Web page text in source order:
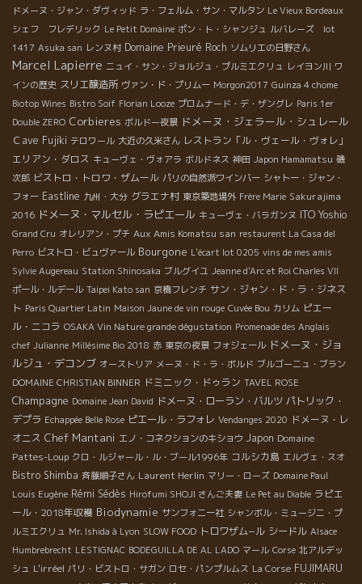
ドメーヌ・ジャン・ダヴィッド ラ・フェルム・サン・マルタン Le Vieux Bordeaux
シェフ フレデリック Le Petit Domaine ポン・ト・シャンジュ ルバレーズ lot
1417 Asuka san レンヌ村 Domaine Prieuré Roch ソムリエの日野さん
Marcel Lapierre ニュイ・サン・ジョルジュ・プルミエクリュ レイヨン川 ワ
インの歴史 スリエ醸造所 ヴァン・ド・プリムー Morgon2017 Guinza 4 chome
Biotop Wines Bistro Soif Florian Looze プロムナード・デ・ザングレ Paris 1er
Double ZERO Corbieres ボルドー夜景 ドメーヌ・ジェラール・シュレール
Ｃave Fujiki テロワール 大近の久米さん レストラン「ル・ヴェール・ヴォレ」
エリアン・ダロス キューヴェ・ヴォアラ ボルドネス 神田 Japon Hamamatsu 磯
次郎 ビストロ・トロワ・ザムール パリの自然派ワインバー シャトー・ジャン・
フォー Eastline 九州・大分 グラエナ村 東京築地場外 Frère Marie Sakurajima
2016 ドメーヌ・マルセル・ラピエール キューヴェ・バラガンヌ ITO Yoshio
Grand Cru オレリアン・プチ Aux Amis Komatsu san restaurent La Casa del
Perro ビストロ・ビュヴァール Bourgone L'écart lot 0205 vins de mes amis
Sylvie Augereau Station Shinosaka ブルグイユ Jeanne d'Arc et Roi Charles VII
ポール・ルデール Taipei Kato san 京橋フレンチ サン・ジャン・ド・ラ・ジネス
ト Paris Quartier Latin Maison Jaune de vin rouge Cuvée Bou カリム ピエー
ル・ニコラ OSAKA Vin Nature grande dégustation Promenade des Anglais
chef Julianne Millésime Bio 2018 赤 東京の夜景 フォジェール ドメーヌ・ジョ
ルジュ・デコンブ オーストリア メーヌ・ド・ラ・ボルド ブルゴーニュ・ブラン
DOMAINE CHRISTIAN BINNER ドミニック・ドゥラン TAVEL ROSE
Champagne Domaine Jean David ドメーヌ・ローラン・バルツ パトリック・
デプラ Echappée Belle Rose ピエール・ラフォレ Vendanges 2020 ドメーヌ・レ
オニス Chef Mantani エノ・コネクションのキショウ Japon Domaine
Pattes-Loup クロ・ルジャール・ル・ブール1996年 コルシカ島 エルヴェ・スオ
Bistro Shimba 斉藤順子さん Laurent Herlin マリー・ローズ Domaine Paul
Louis Eugène Rémi Sédès Hirofumi SHOJI さんご夫妻 Le Pet au Diable ラピエ
ール・2018年収穫 Biodynamie サンフォニー社 シャンボル・ミュージニ・プ
ルミエクリュ Mr. Ishida à Lyon SLOW FOOD トロワザム−ル シードル Alsace
Humbrebrecht LESTIGNAC BODEGUILLA DE AL LADO マール Corse 北アルデッ
シュ L'irréel パリ・ビストロ・サガン ロセ・パンプルムス La Corse FUJIMARU